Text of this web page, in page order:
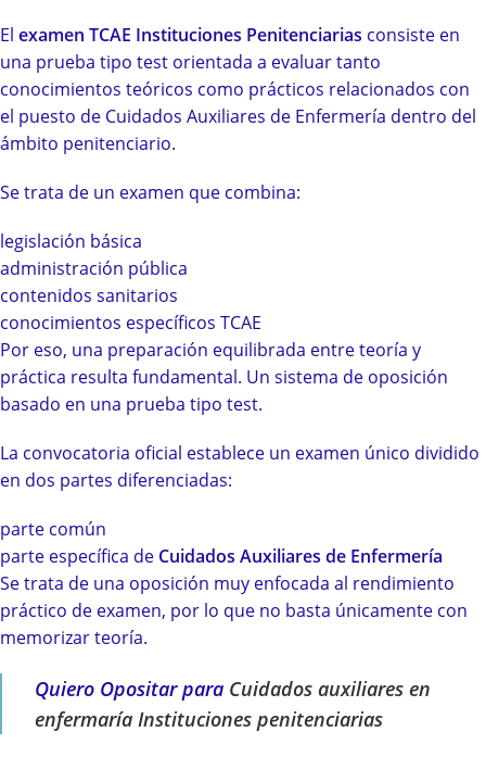
El examen TCAE Instituciones Penitenciarias consiste en
una prueba tipo test orientada a evaluar tanto
conocimientos teóricos como prácticos relacionados con
el puesto de Cuidados Auxiliares de Enfermería dentro del
ámbito penitenciario.
Se trata de un examen que combina:
legislación básica
administración pública
contenidos sanitarios
conocimientos específicos TCAE
Por eso, una preparación equilibrada entre teoría y
práctica resulta fundamental. Un sistema de oposición
basado en una prueba tipo test.
La convocatoria oficial establece un examen único dividido
en dos partes diferenciadas:
parte común
parte específica de Cuidados Auxiliares de Enfermería
Se trata de una oposición muy enfocada al rendimiento
práctico de examen, por lo que no basta únicamente con
memorizar teoría.
Quiero Opositar para Cuidados auxiliares en
enfermaría Instituciones penitenciarias